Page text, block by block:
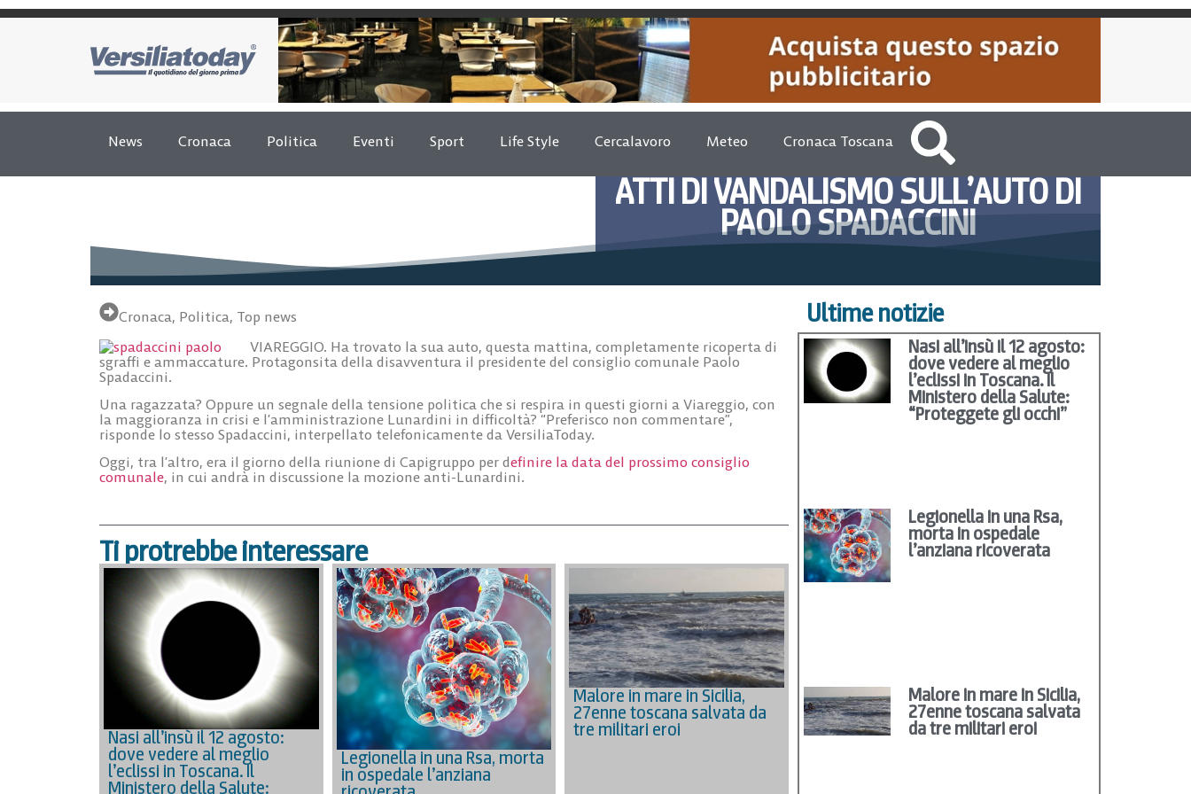
News Cronaca Politica Eventi Sport Life Style Cercalavoro Meteo Cronaca Toscana
ATTI DI VANDALISMO SULL’AUTO DI
PAOLO SPADACCINI
Cronaca, Politica, Top news
VIAREGGIO. Ha trovato la sua auto, questa mattina, completamente ricoperta di
sgraffi e ammaccature. Protagonsita della disavventura il presidente del consiglio comunale Paolo
Spadaccini.
Una ragazzata? Oppure un segnale della tensione politica che si respira in questi giorni a Viareggio, con
la maggioranza in crisi e l’amministrazione Lunardini in difficoltà? “Preferisco non commentare”,
risponde lo stesso Spadaccini, interpellato telefonicamente da VersiliaToday.
Oggi, tra l’altro, era il giorno della riunione di Capigruppo per definire la data del prossimo consiglio
comunale, in cui andrà in discussione la mozione anti-Lunardini.
Ti protrebbe interessare
Nasi all’insù il 12 agosto:
dove vedere al meglio
l’eclissi in Toscana. Il
Ministero della Salute:
Legionella in una Rsa, morta
in ospedale l’anziana
Malore in mare in Sicilia,
27enne toscana salvata da
tre militari eroi
Ultime notizie
Nasi all’insù il 12 agosto:
dove vedere al meglio
l’eclissi in Toscana. Il
Ministero della Salute:
“Proteggete gli occhi”
Legionella in una Rsa,
morta in ospedale
l’anziana ricoverata
Malore in mare in Sicilia,
27enne toscana salvata
da tre militari eroi